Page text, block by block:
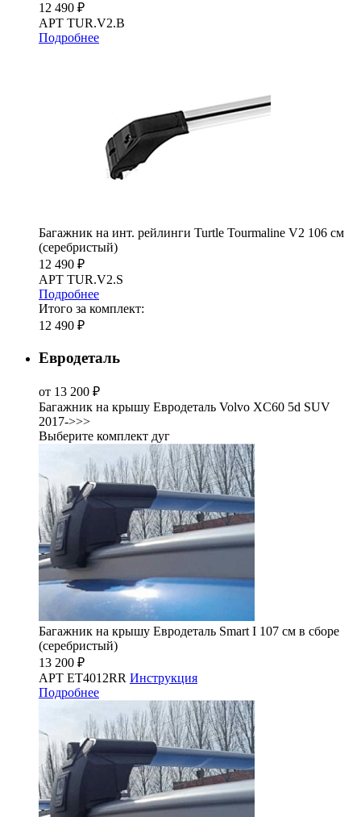
12 490 ₽
АРТ TUR.V2.B
Подробнее
Багажник на инт. рейлинги Turtle Tourmaline V2 106 см
(серебристый)
12 490 ₽
АРТ TUR.V2.S
Подробнее
Итого за комплект:
12 490 ₽
Евродеталь
от 13 200 ₽
Багажник на крышу Евродеталь Volvo XC60 5d SUV
2017->>>
Выберите комплект дуг
Багажник на крышу Евродеталь Smart I 107 см в сборе
(серебристый)
13 200 ₽
АРТ ET4012RR Инструкция
Подробнее